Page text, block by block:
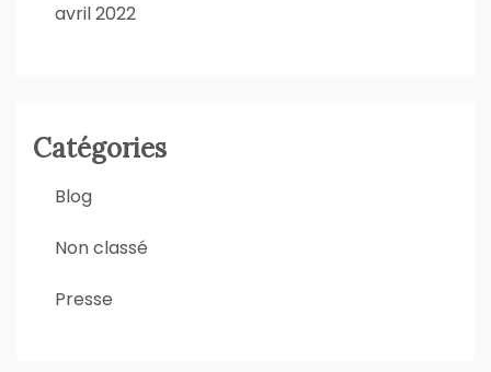
avril 2022
Catégories
Blog
Non classé
Presse